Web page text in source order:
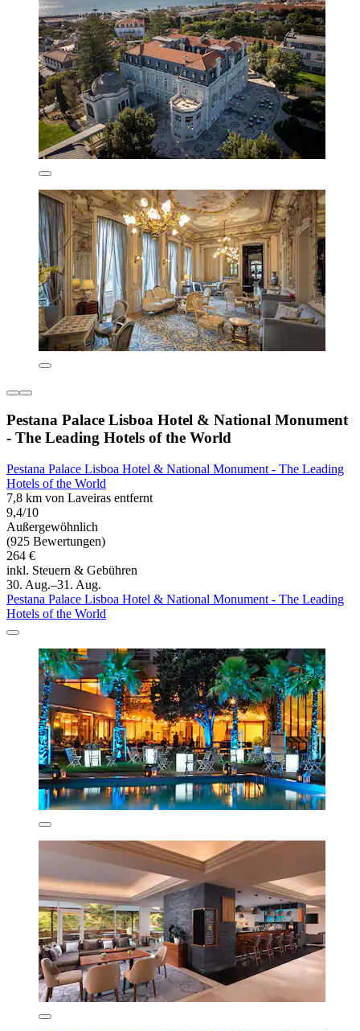
Pestana Palace Lisboa Hotel & National Monument
- The Leading Hotels of the World
Pestana Palace Lisboa Hotel & National Monument - The Leading
Hotels of the World
7,8 km von Laveiras entfernt
9,4/10
Außergewöhnlich
(925 Bewertungen)
264 €
inkl. Steuern & Gebühren
30. Aug.–31. Aug.
Pestana Palace Lisboa Hotel & National Monument - The Leading
Hotels of the World